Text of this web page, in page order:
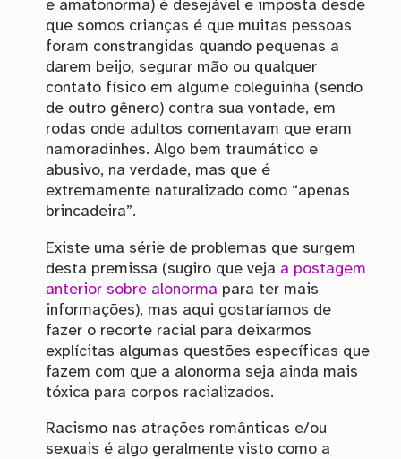
e amatonorma) é desejável e imposta desde
que somos crianças é que muitas pessoas
foram constrangidas quando pequenas a
darem beijo, segurar mão ou qualquer
contato físico em algume coleguinha (sendo
de outro gênero) contra sua vontade, em
rodas onde adultos comentavam que eram
namoradinhes. Algo bem traumático e
abusivo, na verdade, mas que é
extremamente naturalizado como “apenas
brincadeira”.
Existe uma série de problemas que surgem
desta premissa (sugiro que veja a postagem
anterior sobre alonorma para ter mais
informações), mas aqui gostaríamos de
fazer o recorte racial para deixarmos
explícitas algumas questões específicas que
fazem com que a alonorma seja ainda mais
tóxica para corpos racializados.
Racismo nas atrações românticas e/ou
sexuais é algo geralmente visto como a